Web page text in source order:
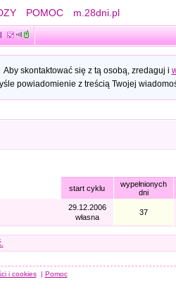
POMOC m.28dni.pl
Aby skontaktować się z tą osobą, zredaguj i
powiadomienie z treścią Twojej
start cyklu
wypełnionych
dni
29.12.2006
własna
37
i cookies | Pomoc